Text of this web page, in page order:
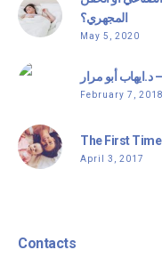
المجهري؟
May 5, 2020
أبو مرار
February 7, 2018
The First
April 3, 2017
Contacts